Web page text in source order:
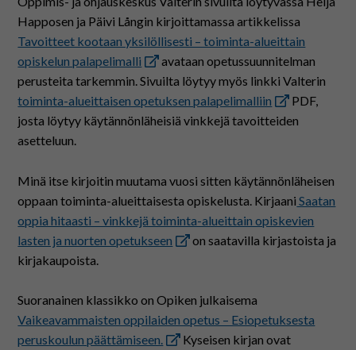
Happosen ja Päivi Långin kirjoittamassa artikkelissa
Tavoitteet kootaan yksilöllisesti – toiminta-alueittain
opiskelun palapelimalli
avataan opetussuunnitelman
perusteita tarkemmin. Sivuilta löytyy myös linkki Valterin
toiminta-alueittaisen opetuksen palapelimalliin
PDF,
josta löytyy käytännönläheisiä vinkkejä tavoitteiden
asetteluun.
Minä itse kirjoitin muutama vuosi sitten käytännönläheisen
oppaan toiminta-alueittaisesta opiskelusta. Kirjaani Saatan
oppia hitaasti – vinkkejä toiminta-alueittain opiskevien
lasten ja nuorten opetukseen
on saatavilla kirjastoista ja
kirjakaupoista.
Suoranainen klassikko on Opiken julkaisema
Vaikeavammaisten oppilaiden opetus – Esiopetuksesta
peruskoulun päättämiseen.
Kyseisen kirjan ovat